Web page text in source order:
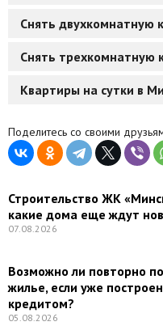
Снять двухкомнатную
Снять трехкомнатную
Квартиры на сутки в
Поделитесь со своими
Строительство ЖК
какие дома еще ждут
07.08.2026
Возможно ли повторно
жилье, если уже
кредитом?
05.08.2026